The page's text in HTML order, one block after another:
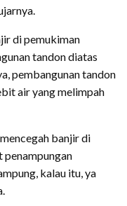
di pemukiman
tandon diatas
pembangunan tandon
air yang melimpah
banjir di
penampungan
kalau itu, ya